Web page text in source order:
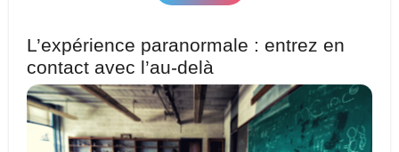
L’expérience paranormale : entrez en
contact avec l’au-delà